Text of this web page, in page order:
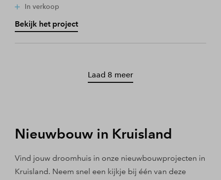
In verkoop
Bekijk het project
Laad 8 meer
Nieuwbouw in Kruisland
Vind jouw droomhuis in onze nieuwbouwprojecten in
Kruisland. Neem snel een kijkje bij één van deze